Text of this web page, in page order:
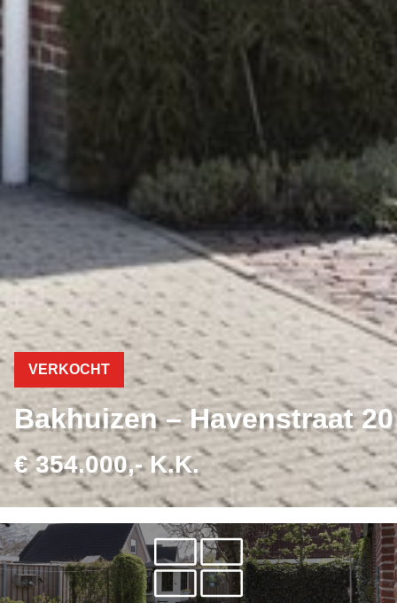
VERKOCHT
Bakhuizen – Havenstraat 20
€ 354.000,- K.K.